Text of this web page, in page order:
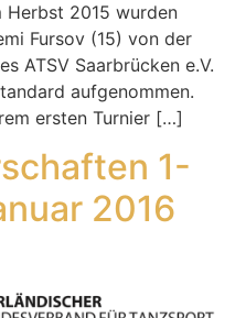
Herbst 2015 wurden
Fursov (15) von der
ATSV Saarbrücken e.V.
aufgenommen.
ersten Turnier […]
1-
2016